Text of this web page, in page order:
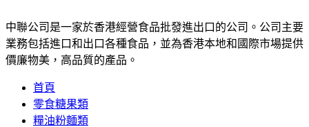
中聯公司是一家於香港經營食品批發進出口的公司。公司主要
業務包括進口和出口各種食品，並為香港本地和國際市場提供
價廉物美，高品質的產品。
首頁
零食糖果類
糧油粉麵類